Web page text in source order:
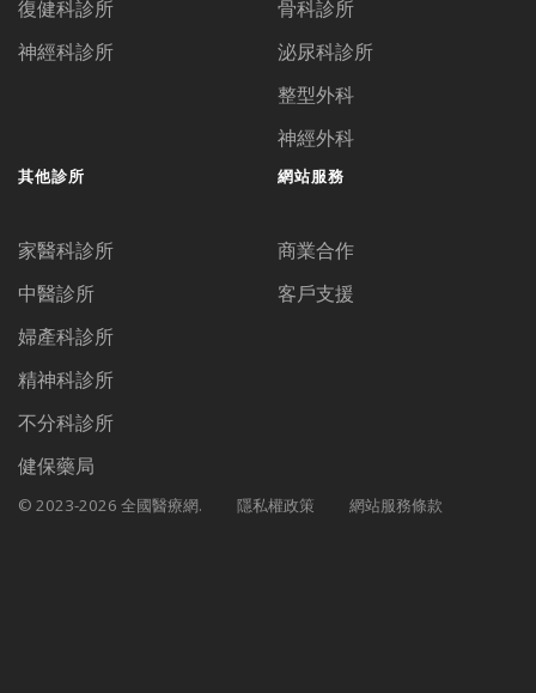
復健科診所
神經科診所
骨科診所
泌尿科診所
整型外科
神經外科
其他診所
家醫科診所
中醫診所
婦產科診所
精神科診所
不分科診所
健保藥局
網站服務
商業合作
客戶支援
© 2023-2026 全國醫療網. 隱私權政策 網站服務條款